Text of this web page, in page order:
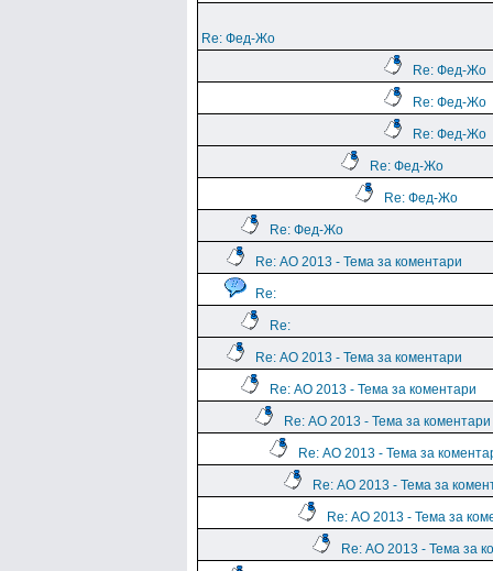
Re: Фед-Жо
Re: Фед-Жо
Re: Фед-Жо
Re: Фед-Жо
Re: Фед-Жо
Re: Фед-Жо
Re: Фед-Жо
Re: АО 2013 - Тема за коментари
Re:
Re:
Re: АО 2013 - Тема за коментари
Re: АО 2013 - Тема за коментари
Re: АО 2013 - Тема за коментари
Re: АО 2013 - Тема за
Re: АО 2013 - Тема за
Re: АО 2013 - Тема за
Re: АО 2013 - Тема за